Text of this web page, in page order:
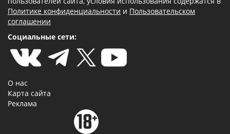
Политике конфиденциальности и Пользовательском
соглашении
Социальные сети:
О нас
Карта сайта
Реклама